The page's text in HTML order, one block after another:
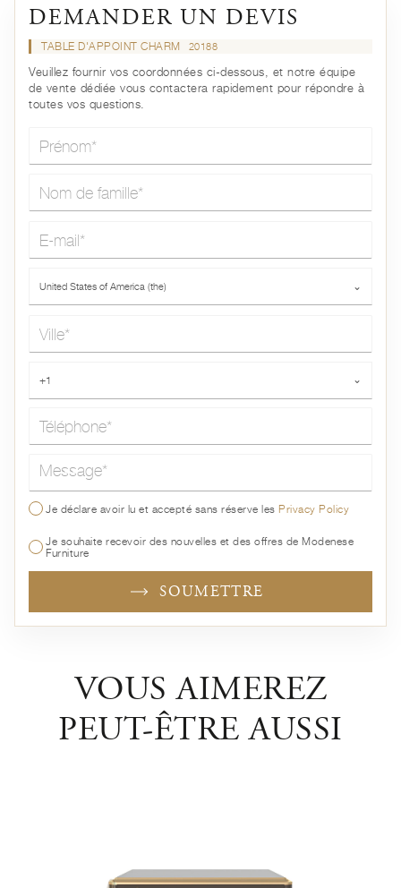
DEMANDER UN DEVIS
TABLE D'APPOINT CHARM 20188
Veuillez fournir vos coordonnées ci-dessous, et notre équipe
de vente dédiée vous contactera rapidement pour répondre à
toutes vos questions.
United States of America (the) ⌄
+1 ⌄
Message*
Je déclare avoir lu et accepté sans réserve lesPrivacy Policy
Je souhaite recevoir des nouvelles et des offres de Modenese
Furniture
SOUMETTRE
VOUS AIMEREZ
PEUT-ÊTRE AUSSI